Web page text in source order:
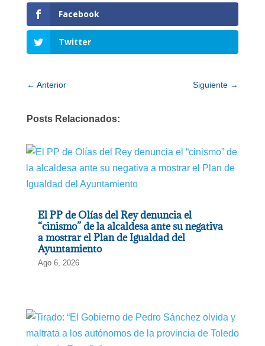
Facebook
Twitter
← Anterior Siguiente →
Posts Relacionados:
El PP de Olías del Rey denuncia el
“cinismo” de la alcaldesa ante su negativa
a mostrar el Plan de Igualdad del
Ayuntamiento
Ago 6, 2026